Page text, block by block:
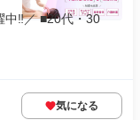
中‼／ ■20代・30
気になる